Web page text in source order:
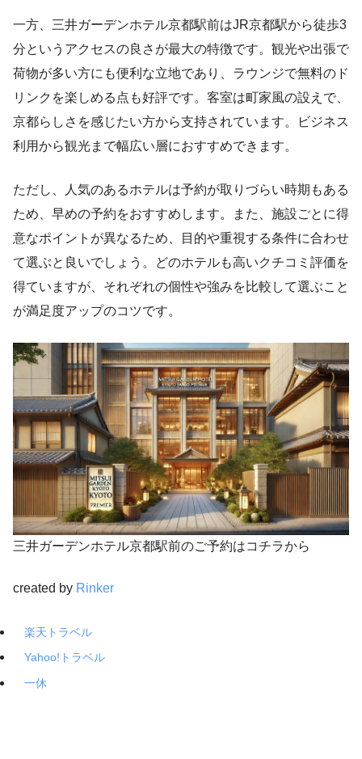
一方、三井ガーデンホテル京都駅前はJR京都駅から徒歩3
分というアクセスの良さが最大の特徴です。観光や出張で
荷物が多い方にも便利な立地であり、ラウンジで無料のド
リンクを楽しめる点も好評です。客室は町家風の設えで、
京都らしさを感じたい方から支持されています。ビジネス
利用から観光まで幅広い層におすすめできます。
ただし、人気のあるホテルは予約が取りづらい時期もある
ため、早めの予約をおすすめします。また、施設ごとに得
意なポイントが異なるため、目的や重視する条件に合わせ
て選ぶと良いでしょう。どのホテルも高いクチコミ評価を
得ていますが、それぞれの個性や強みを比較して選ぶこと
が満足度アップのコツです。
三井ガーデンホテル京都駅前のご予約はコチラから
created by Rinker
楽天トラベル
Yahoo!トラベル
一休